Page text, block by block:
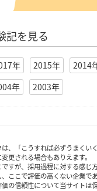
記を見る
年 2015年 2014
年 2003年
は、「こうすれば必ずうまく
更される場合もありえます。
すが、採用過程に対する感
ここで評価の高くない企業で
の信頼性について当サイトは